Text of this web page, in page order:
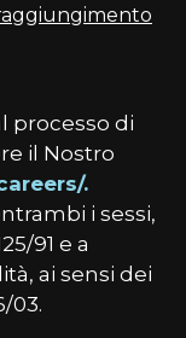
processo di
il Nostro
.
i sessi,
91 e a
ai sensi dei
03.